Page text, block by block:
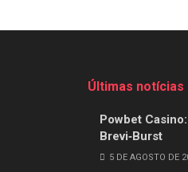
Últimas notícias
Powbet
Brevi‑Burst
5 DE AGOSTO DE